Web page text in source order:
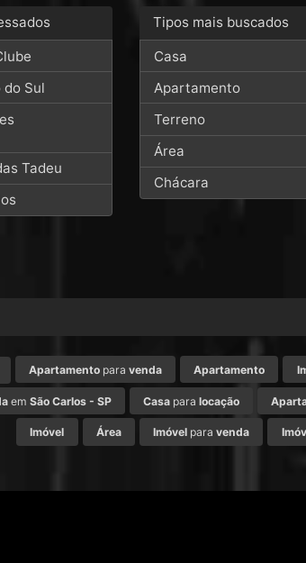
Sul
Tadeu
Tipos mais buscados
Casa
Apartamento
Terreno
Área
Chácara
Apartamentopara venda Apartamento
em São Carlos - SP Casapara locação
Imóvel Área Imóvel paravenda